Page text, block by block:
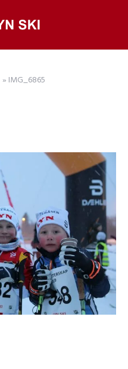
» IMG_6865